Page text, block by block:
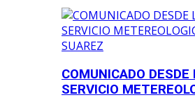
COMUNICADO
SERVICIO